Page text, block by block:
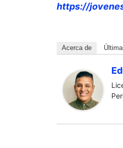
https://
Acerca de